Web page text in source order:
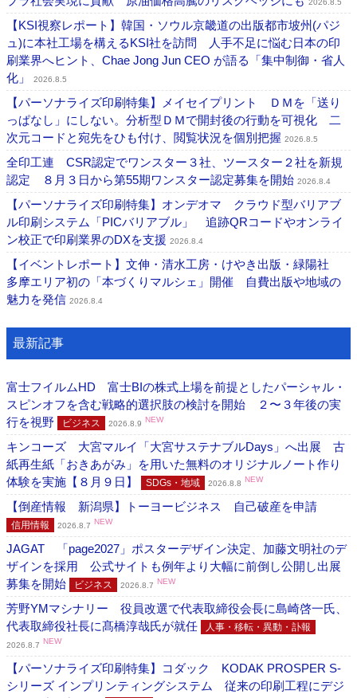
2026.8.5
【KSI視察レポート】韓国・ソウル京畿道の出版都市坡州(パジ
ュ)に本社工場を構えるKSI社を訪問 人手不足に悩む日本の印
刷業界へヒント、Chae Jong Jun CEO が語る「集中制御・省人
化」
2026.8.5
【パーソナライズ印刷特集】メイセイプリント ＤＭを「送り
っぱなし」にしない。分析型ＤＭで開封後の行動を可視化 二
次元コードと宛先をひも付け、閲覧状況を個別把握 2026.8.5
全印工連 CSR認定でワンスター３社、ツースター２社を新規
認定 ８月３日から第55期ワンスター認定募集を開始 2026.8.4
【パーソナライズ印刷特集】オンデオマ クラウド型バリアブ
ル印刷システム「PICバリアブル」 追跡QRコードやオンライ
ン校正で印刷業界のDXを支援 2026.8.4
【イベントレポート】文伸・清水工房・けやき出版・緑陽社
多摩エリア初の「本づくりマルシェ」開催 自費出版や地域の
魅力を発信 2026.8.4
最新記事
富士フイルムHD 富士BIの株式上場を前提としたパーシャル・
スピンオフを含む戦略的選択肢の検討を開始 ２〜３年後の実
行を視野
ビジネス 2026.8.9 NEW
キンコーズ 大宮マルイ「大宮サステナブルDays」へ出展 古
紙再生紙「おきあがみ」を用いた無料のオリジナルノート作り
体験を実施【８月９日】
SDGs・地域 2026.8.8 NEW
【倒産情報 新潟県】トーヨービジネス 自己破産を申請
信用情報 2026.8.7 NEW
JAGAT 「page2027」ポスターデザイン決定、加藤文明社のデ
ザインを採用 公式サイトも例年より大幅に前倒し公開し出展
募集を開始
ビジネス 2026.8.7 NEW
芳野YMマシナリー 役員改選で代表取締役会長に島崎啓一氏、
代表取締役社長に髙橋淳哉氏が就任
人事・移転・異動・訃報
2026.8.7 NEW
【パーソナライズ印刷特集】コダック KODAK PROSPER S-
シリーズ インプリンティングシステム 従来の印刷工程にデジ